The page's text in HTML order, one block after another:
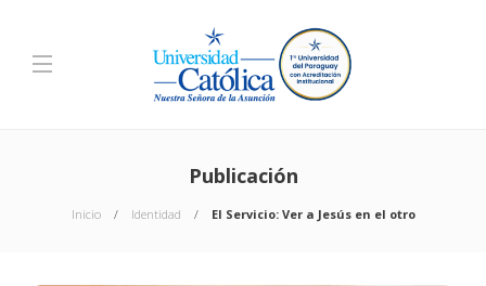
Publicación
Inicio Identidad El Servicio: Ver a Jesús en el otro